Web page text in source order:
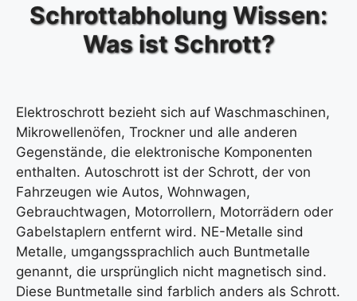
Schrottabholung Wissen:
Was ist Schrott?
Elektroschrott bezieht sich auf Waschmaschinen,
Mikrowellenöfen, Trockner und alle anderen
Gegenstände, die elektronische Komponenten
enthalten. Autoschrott ist der Schrott, der von
Fahrzeugen wie Autos, Wohnwagen,
Gebrauchtwagen, Motorrollern, Motorrädern oder
Gabelstaplern entfernt wird. NE-Metalle sind
Metalle, umgangssprachlich auch Buntmetalle
genannt, die ursprünglich nicht magnetisch sind.
Diese Buntmetalle sind farblich anders als Schrott.